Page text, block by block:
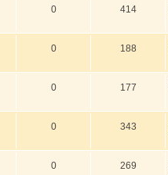
0 414
0 188
0 177
0 343
0 269